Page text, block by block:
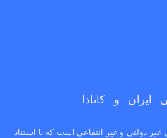
ایران و کانادا
غیر دولتی و غیر انتفاعی است که با استناد